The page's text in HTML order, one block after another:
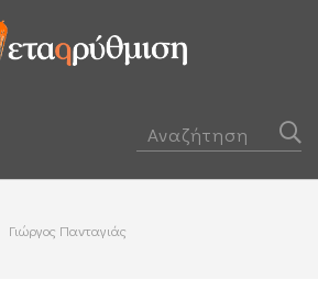
Γιώργος Πανταγιάς